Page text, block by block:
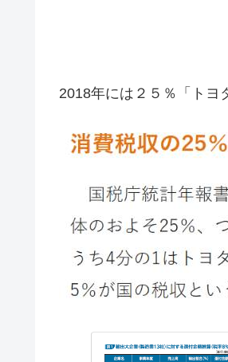
2018年には２５％「トヨ